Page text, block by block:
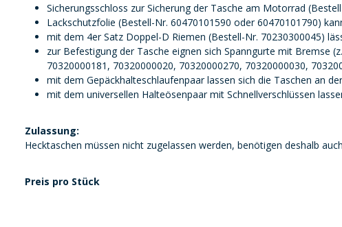
Sicherungsschloss zur Sicherung der Tasche am Motorrad
Lackschutzfolie (Bestell-Nr. 60470101590 oder 60470101790)
mit dem 4er Satz Doppel-D Riemen (Bestell-Nr. 70230300045)
zur Befestigung der Tasche eignen sich Spanngurte mit Bremse
70320000181, 70320000020, 70320000270, 70320000030,
mit dem Gepäckhalteschlaufenpaar lassen sich die Taschen an
mit dem universellen Halteösenpaar mit Schnellverschlüssen
Zulassung:
Hecktaschen müssen nicht zugelassen werden, benötigen deshalb
Preis pro Stück